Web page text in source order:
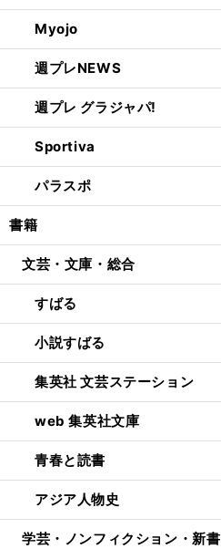
Myojo
週プレNEWS
週プレ グラジャパ!
Sportiva
パラスポ
書籍
文芸・文庫・総合
すばる
小説すばる
集英社 文芸ステーション
web 集英社文庫
青春と読書
アジア人物史
学芸・ノンフィクション・新書